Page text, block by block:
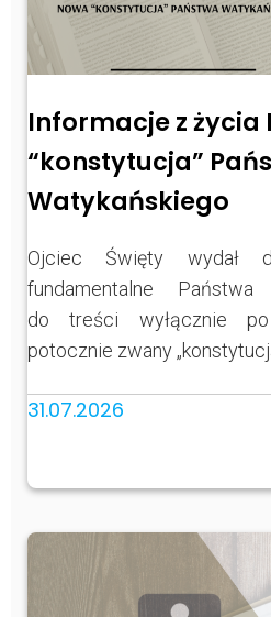
Informacje z życia
“konstytucja”
Watykańskiego
Ojciec Święty wydał
fundamentalne
do treści wyłącznie po
potocznie zwany
31.07.2026